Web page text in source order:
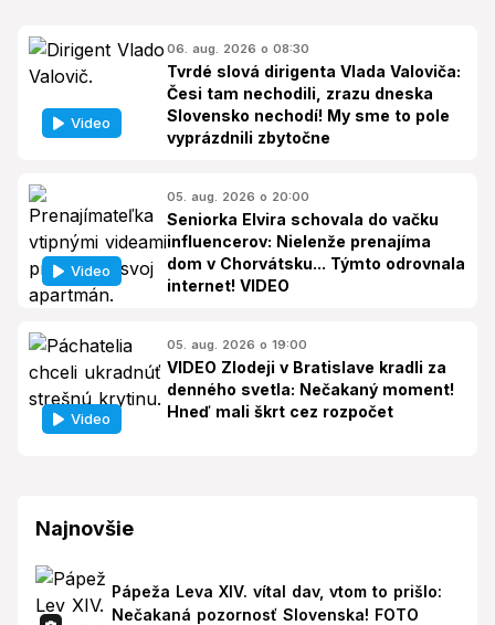
Video
06. aug. 2026 o 08:30
Tvrdé slová dirigenta Vlada Valoviča:
Česi tam nechodili, zrazu dneska
Slovensko nechodí! My sme to pole
vyprázdnili zbytočne
Video
05. aug. 2026 o 20:00
Seniorka Elvira schovala do vačku
influencerov: Nielenže prenajíma
dom v Chorvátsku... Týmto odrovnala
internet! VIDEO
Video
05. aug. 2026 o 19:00
VIDEO Zlodeji v Bratislave kradli za
denného svetla: Nečakaný moment!
Hneď mali škrt cez rozpočet
Najnovšie
Pápeža Leva XIV. vítal dav, vtom to prišlo:
Nečakaná pozornosť Slovenska! FOTO